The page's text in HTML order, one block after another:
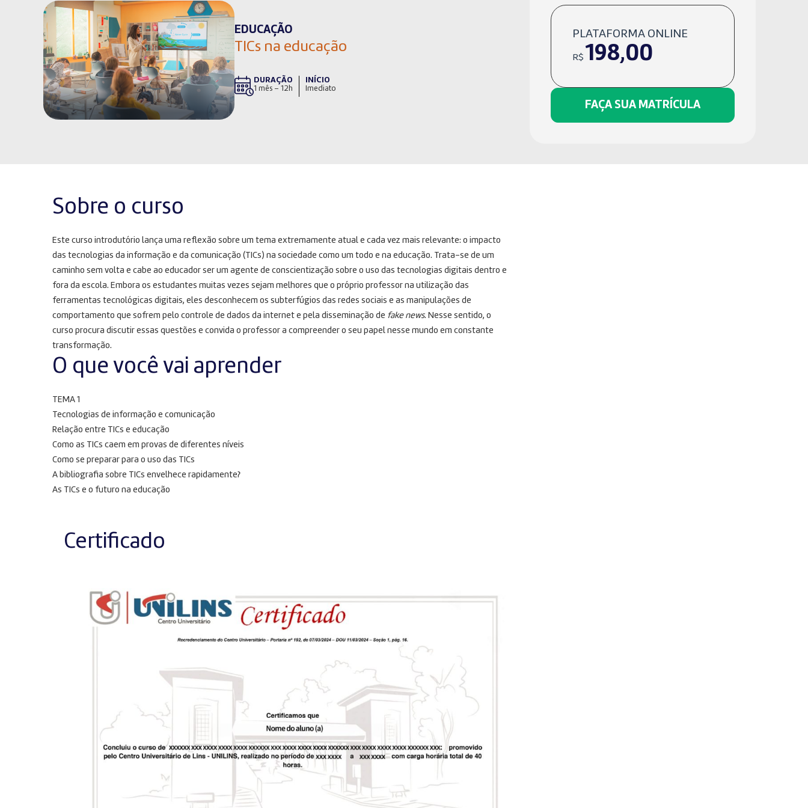
EDUCAÇÃO
TICs na educação
DURAÇÃO
1 mês – 12h
INÍCIO
Imediato
Sobre o curso
Este curso introdutório lança uma reflexão sobre um tema extremamente atual e cada vez mais relevante: o impacto
das tecnologias da informação e da comunicação (TICs) na sociedade como um todo e na educação. Trata-se de um
caminho sem volta e cabe ao educador ser um agente de conscientização sobre o uso das tecnologias digitais dentro e
fora da escola. Embora os estudantes muitas vezes sejam melhores que o próprio professor na utilização das
ferramentas tecnológicas digitais, eles desconhecem os subterfúgios das redes sociais e as manipulações de
comportamento que sofrem pelo controle de dados da internet e pela disseminação de fake news. Nesse sentido, o
curso procura discutir essas questões e convida o professor a compreender o seu papel nesse mundo em constante
transformação.
O que você vai aprender
TEMA 1
Tecnologias de informação e comunicação
Relação entre TICs e educação
Como as TICs caem em provas de diferentes níveis
Como se preparar para o uso das TICs
A bibliografia sobre TICs envelhece rapidamente?
As TICs e o futuro na educação
PLATAFORMA ONLINE
R$ 198,00
FAÇA SUA MATRÍCULA
Certificado